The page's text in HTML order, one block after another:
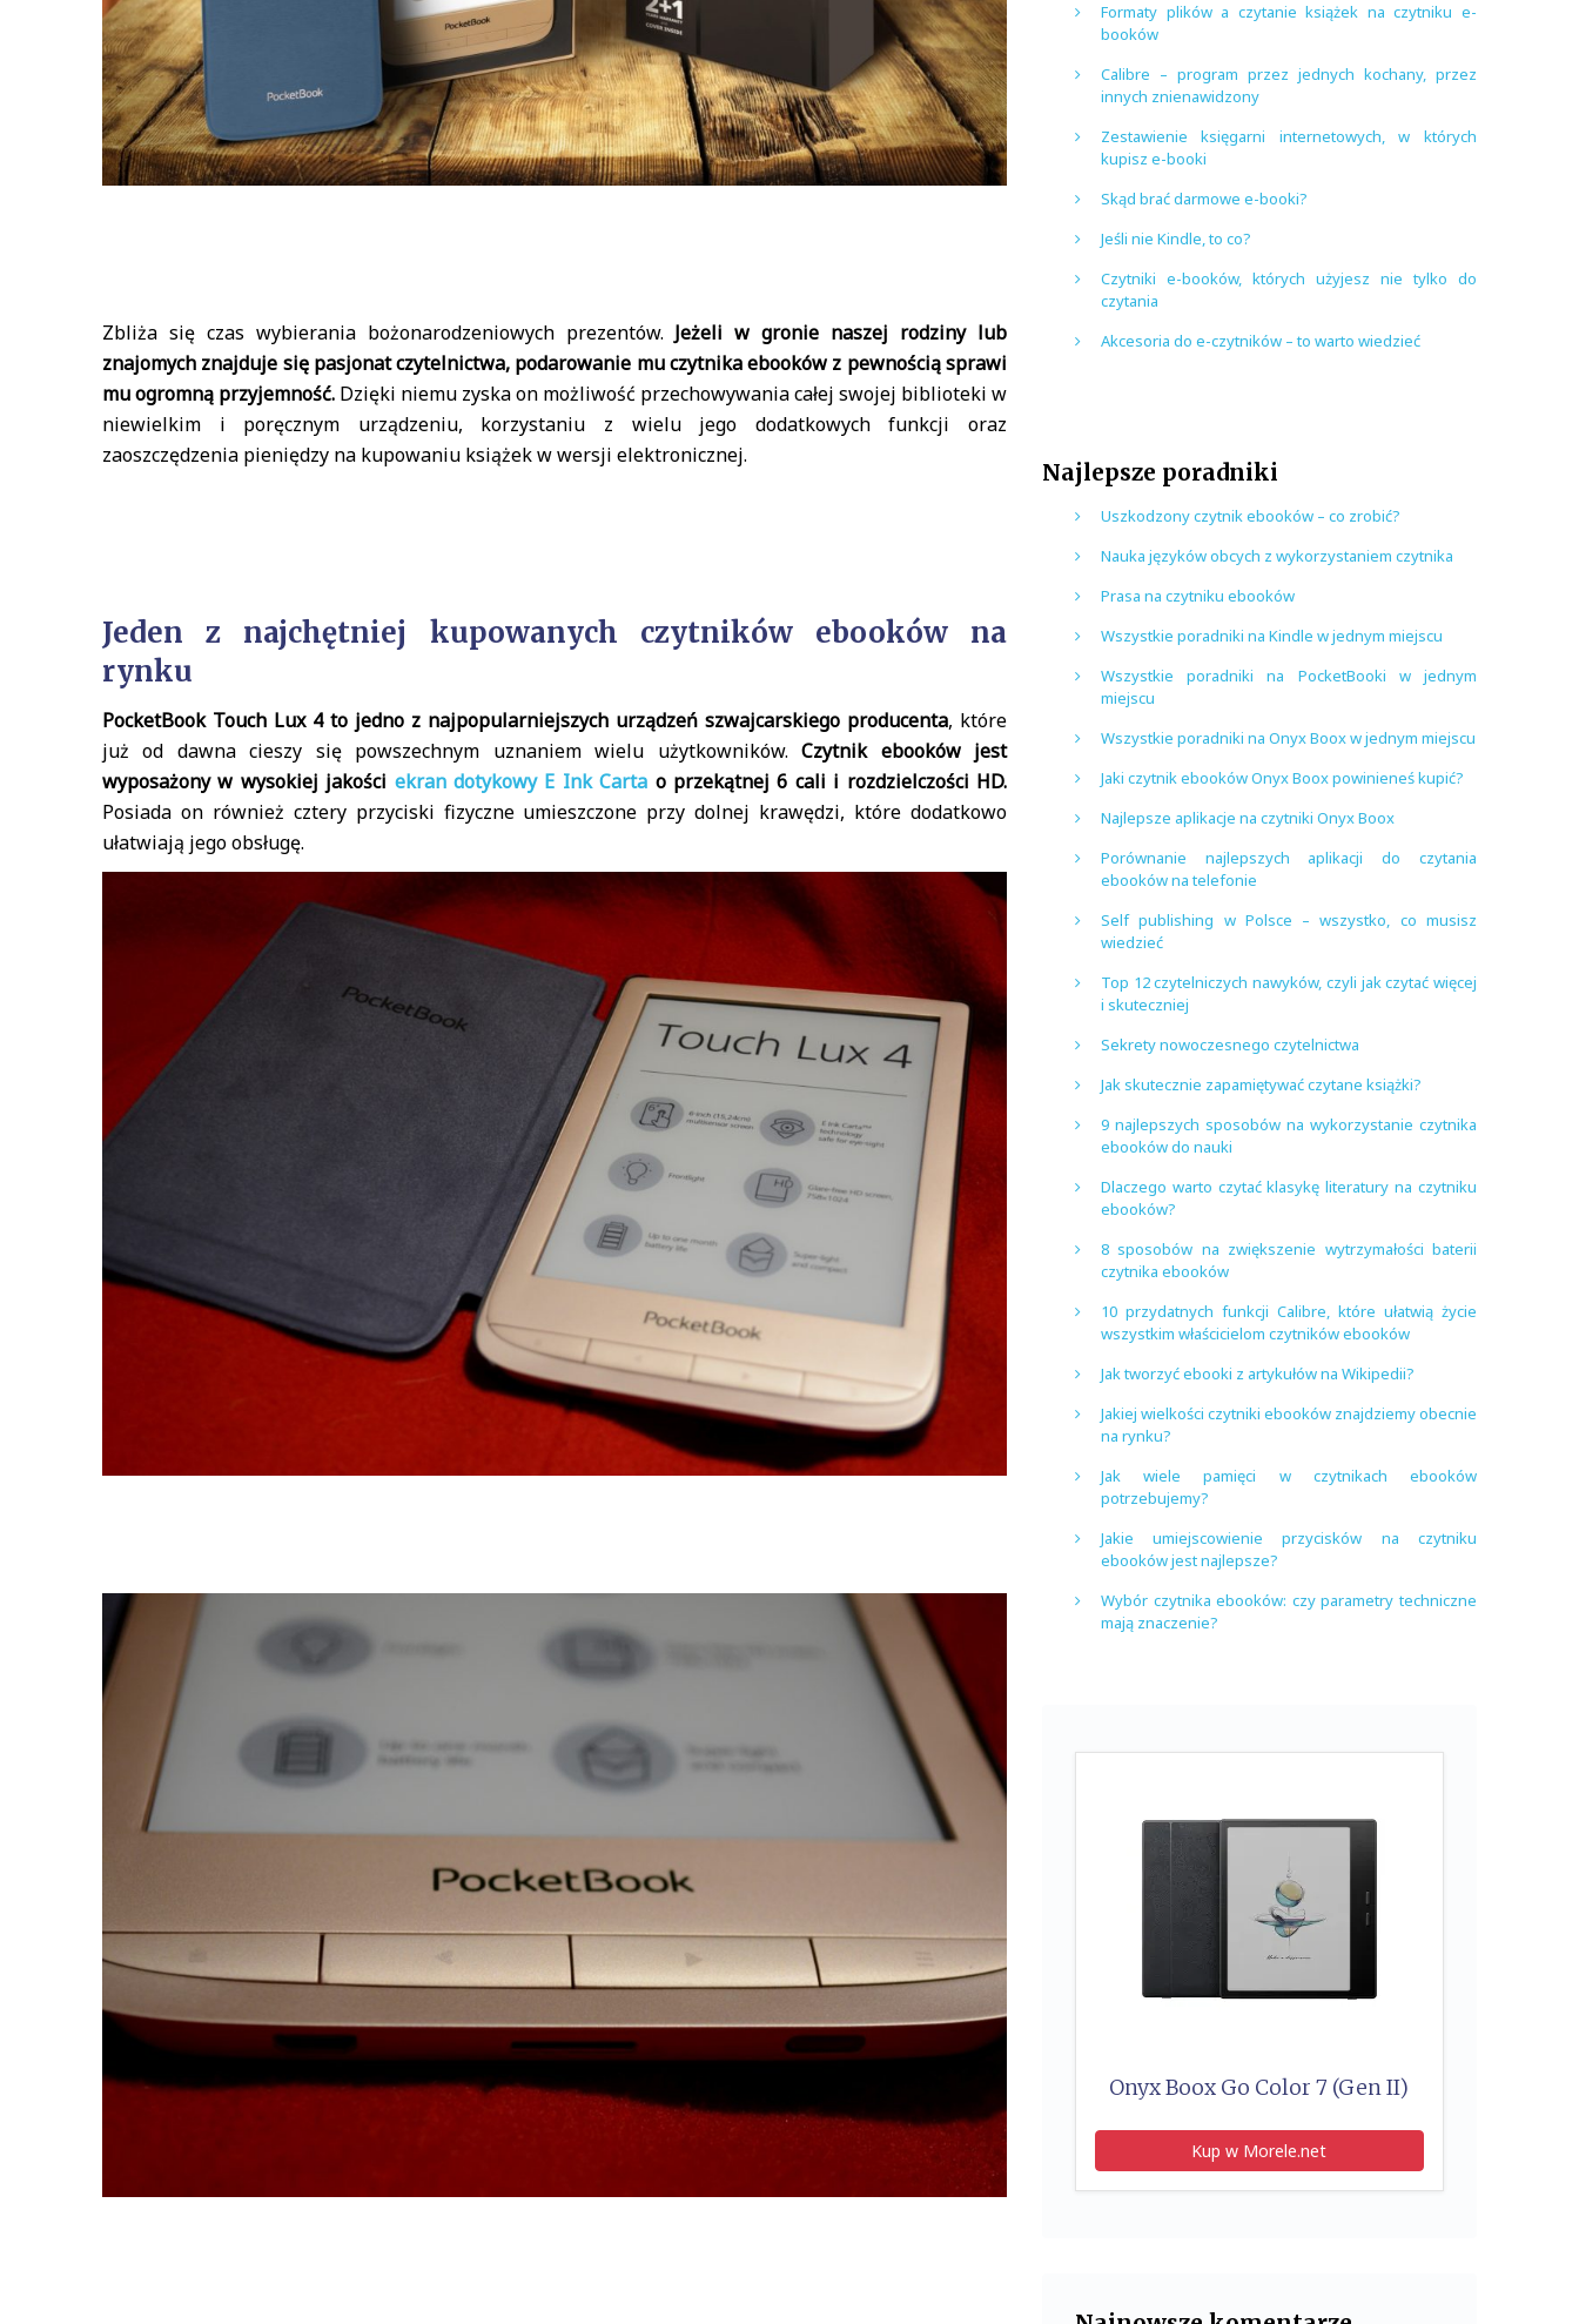
Zbliża się czas wybierania bożonarodzeniowych prezentów. Jeżeli w gronie naszej rodziny lub
znajomych znajduje się pasjonat czytelnictwa, podarowanie mu czytnika ebooków z pewnością sprawi
mu ogromną przyjemność. Dzięki niemu zyska on możliwość przechowywania całej swojej biblioteki w
niewielkim i poręcznym urządzeniu, korzystaniu z wielu jego dodatkowych funkcji oraz
zaoszczędzenia pieniędzy na kupowaniu książek w wersji elektronicznej.
Jeden z najchętniej kupowanych czytników ebooków na
rynku
PocketBook Touch Lux 4 to jedno z najpopularniejszych urządzeń szwajcarskiego producenta, które
już od dawna cieszy się powszechnym uznaniem wielu użytkowników.Czytnik ebooków jest
wyposażony w wysokiej jakości ekran dotykowy E Ink Carta o przekątnej 6 cali i rozdzielczości HD.
Posiada on również cztery przyciski fizyczne umieszczone przy dolnej krawędzi, które dodatkowo
ułatwiają jego obsługę.
Formaty plików a czytanie książek na czytniku e-
booków
Calibre – program przez jednych kochany, przez
innych znienawidzony
Zestawienie księgarni internetowych, w których
kupisz e-booki
Skąd brać darmowe e-booki?
Jeśli nie Kindle, to co?
Czytniki e-booków, których użyjesz nie tylko do
czytania
Akcesoria do e-czytników – to warto wiedzieć
Najlepsze poradniki
Uszkodzony czytnik ebooków – co zrobić?
Nauka języków obcych z wykorzystaniem czytnika
Prasa na czytniku ebooków
Wszystkie poradniki na Kindle w jednym miejscu
Wszystkie poradniki na PocketBooki w jednym
miejscu
Wszystkie poradniki na Onyx Boox w jednym miejscu
Jaki czytnik ebooków Onyx Boox powinieneś kupić?
Najlepsze aplikacje na czytniki Onyx Boox
Porównanie najlepszych aplikacji do czytania
ebooków na telefonie
Self publishing w Polsce – wszystko, co musisz
wiedzieć
Top 12 czytelniczych nawyków, czyli jak czytać więcej
i skuteczniej
Sekrety nowoczesnego czytelnictwa
Jak skutecznie zapamiętywać czytane książki?
9 najlepszych sposobów na wykorzystanie czytnika
ebooków do nauki
Dlaczego warto czytać klasykę literatury na czytniku
ebooków?
8 sposobów na zwiększenie wytrzymałości baterii
czytnika ebooków
10 przydatnych funkcji Calibre, które ułatwią życie
wszystkim właścicielom czytników ebooków
Jak tworzyć ebooki z artykułów na Wikipedii?
Jakiej wielkości czytniki ebooków znajdziemy obecnie
na rynku?
Jak wiele pamięci w czytnikach ebooków
potrzebujemy?
Jakie umiejscowienie przycisków na czytniku
ebooków jest najlepsze?
Wybór czytnika ebooków: czy parametry techniczne
mają znaczenie?
Onyx Boox Go Color 7 (Gen II)
Kup w Morele.net